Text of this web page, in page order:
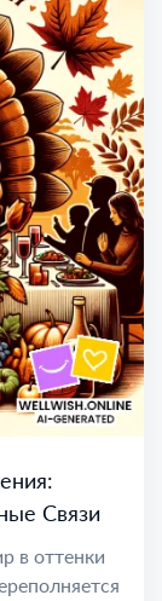
Связи
в оттенки